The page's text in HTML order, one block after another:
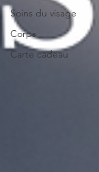
Soins du visage
Corps
Carte cadeau